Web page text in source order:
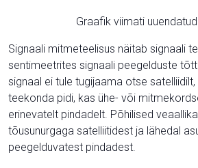
Graafik viimati
Signaali mitmeteelisus näitab signaali
sentimeetrites signaali peegelduste
signaal ei tule tugijaama otse
teekonda pidi, kas ühe- või
erinevatelt pindadelt. Põhilised
tõusunurgaga satelliitidest ja lähedal
peegelduvatest pindadest.